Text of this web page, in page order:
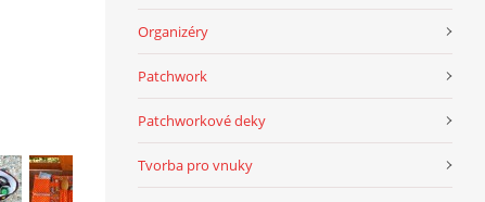
Organizéry
Patchwork
Patchworkové deky
Tvorba pro vnuky